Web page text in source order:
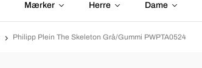
Mærker Herre Dame
Philipp Plein The Skeleton Grå/Gummi PWPTA0524